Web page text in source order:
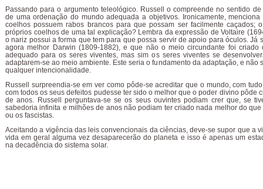
Passando para o argumento teleológico. Russell o compreende no sentido
de uma ordenação do mundo adequada a objetivos. Ironicamente,
coelhos possuem rabos brancos para que possam ser facilmente caçados;
próprios coelhos de uma tal explicação? Lembra da expressão de Voltaire
o nariz possui a forma que tem para que possa servir de apoio para óculos. Já
agora melhor Darwin (1809-1882), e que não o meio circundante foi criado
adequado para os seres viventes, mas sim os seres viventes se
adaptarem-se ao meio ambiente. Este seria o fundamento da adaptação, e não
qualquer intencionalidade.
Russell surpreendia-se em ver como pôde-se acreditar que o mundo, com
com todos os seus defeitos pudesse ter sido o melhor que o poder divino pôde
de anos. Russell perguntava-se se os seus ouvintes podiam crer que, se
sabedoria infinita e milhões de anos não podiam ter criado nada melhor do
ou os fascistas.
Aceitando a vigência das leis convencionais da ciências, deve-se supor que a
vida em geral alguma vez desaparecerão do planeta e isso é apenas um
na decadência do sistema solar.